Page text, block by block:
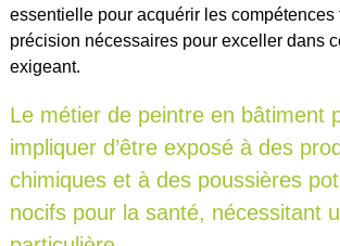
essentielle pour acquérir les compétences
précision nécessaires pour exceller dans
exigeant.
Le métier de peintre en bâtiment
impliquer d’être exposé à des
chimiques et à des poussières
nocifs pour la santé, nécessitant